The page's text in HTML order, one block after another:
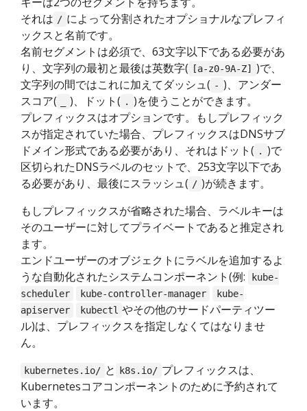
それは / によって分割されたオプショナルなプレフィ
ックスと名前です。
名前セグメントは必須で、63文字以下である必要があ
り、文字列の最初と最後は英数字(
[a-z0-9A-Z]
)で、
文字列の間ではこれに加えてダッシュ( - )、アンダー
スコア(
)、ドット( . )を使うことができます。
プレフィックスはオプションです。もしプレフィック
スが指定されていた場合、プレフィックスはDNSサブ
ドメイン形式である必要があり、それはドット( . )で
区切られたDNSラベルのセットで、253文字以下であ
る必要があり、最後にスラッシュ( / )が続きます。
もしプレフィックスが省略された場合、ラベルキーは
そのユーザーに対してプライベートであると推定され
ます。
エンドユーザーのオブジェクトにラベルを追加するよ
うな自動化されたシステムコンポーネント(例:
kube-
scheduler
kube-controller-manager
kube-
apiserver
kubectl やその他のサードパーティツー
ル)は、プレフィックスを指定しなくてはなりませ
ん。
kubernetes.io/ と k8s.io/ プレフィックスは、
Kubernetesコアコンポーネントのために予約されて
います。